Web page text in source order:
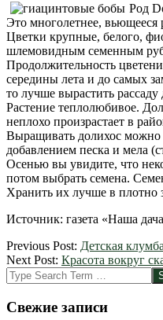
Род
Это многолетнее, вьющееся
Цветки крупные, белого,
шлемовидным семенным
Продолжительность
середины лета и до самых
то лучше вырастить
Растение теплолюбивое.
неплохо произрастает в
Выращивать долихос можно
добавлением песка и мела
Осенью вы увидите, что
потом выбрать семена.
Хранить их лучше в плотно
Источник: газета «Наша
2012-
04-
02
Previous Post: Детская клумба
Next Post: Красота вокруг
Search
Свежие записи